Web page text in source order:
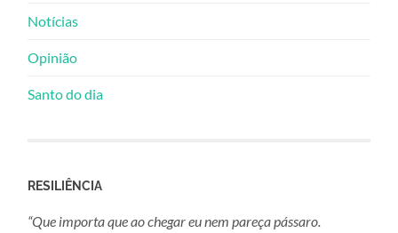
Notícias
Opinião
Santo do dia
RESILIÊNCIA
“Que importa que ao chegar eu nem pareça pássaro.